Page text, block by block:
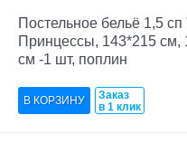
Постельное бельё 1,5
Принцессы, 143*215 см,
см -1 шт, поплин
Заказ
в 1 клик